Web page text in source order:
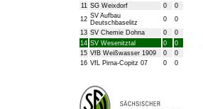
11 SG Weixdorf 0
0
12 SV Aufbau
Deutschbaselitz
0
0
13 SV Chemie Dohna 0
0
14 SV Wesenitztal 0
0
15 VfB Weißwasser 1909 0
0
16 VfL Pirna-Copitz 07 0 0